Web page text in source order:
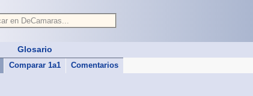
Comparar 1a1 Comentarios
Glosario